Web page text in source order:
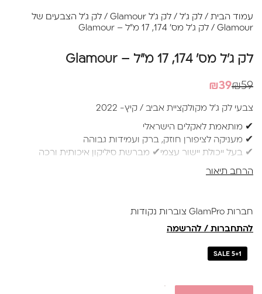
עמוד הבית / לק ג'ל / לק ג'ל Glamour / לק ג'ל הצבעים של
Glamour / לק ג'ל מס' 174, 17 מ"ל – Glamour
לק ג'ל מס' 174, 17 מ"ל – Glamour
₪59
המחיר
היה:
₪59.
₪39
המחיר
הוא:
₪39.
צבעי לק ג’ל מקולקציית אביב / קיץ- 2022
✔ מותאמת לאקלים הישראלי
✔ מעניקה לציפורן חוזק, ברק ועמידות גבוהה
✔ בעל ייכולת יישור עצמי✔ מברשת סיליקון איכותית ורכה
באישור משרד הבריאות
הרחב תיאור
חברות GlamPro צוברות נקודות
להתחברות / להרשמה
SALE 5+1